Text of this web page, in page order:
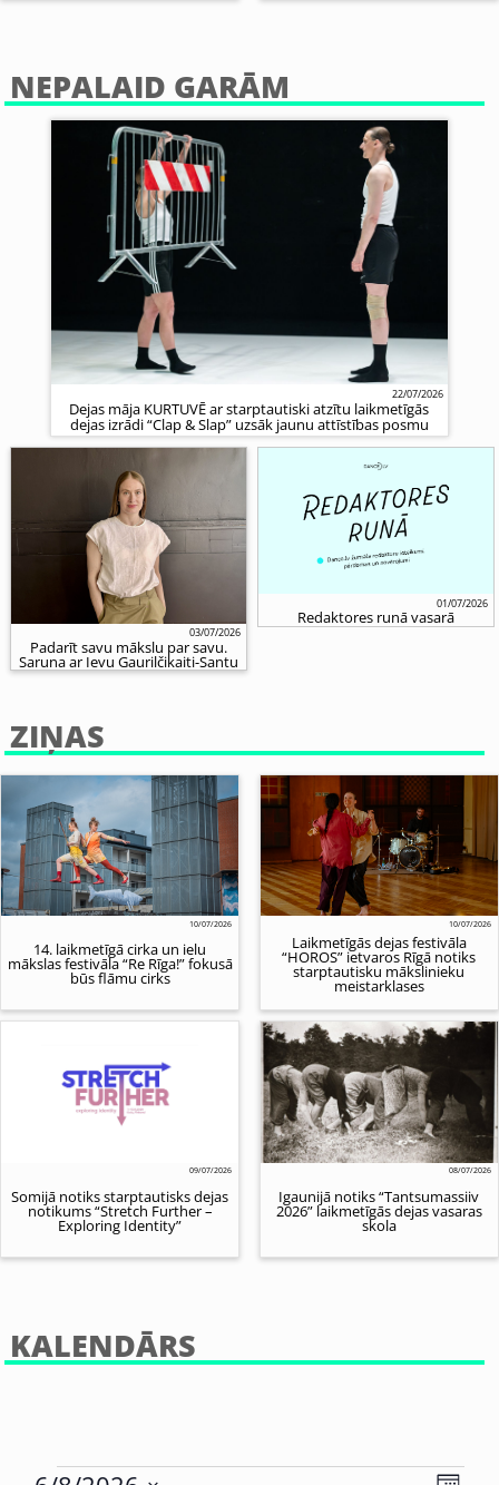
NEPALAID GARĀM
22/07/2026
Dejas māja KURTUVĒ ar starptautiski atzītu laikmetīgās
dejas izrādi “Clap & Slap” uzsāk jaunu attīstības posmu
03/07/2026
Padarīt savu mākslu par savu.
Saruna ar Ievu Gaurilčikaiti-Santu
01/07/2026
Redaktores runā vasarā
ZIŅAS
10/07/2026
14. laikmetīgā cirka un ielu
mākslas festivāla “Re Rīga!” fokusā
būs flāmu cirks
10/07/2026
Laikmetīgās dejas festivāla
“HOROS” ietvaros Rīgā notiks
starptautisku mākslinieku
meistarklases
09/07/2026
Somijā notiks starptautisks dejas
notikums “Stretch Further –
Exploring Identity”
08/07/2026
Igaunijā notiks “Tantsumassiiv
2026” laikmetīgās dejas vasaras
skola
KALENDĀRS